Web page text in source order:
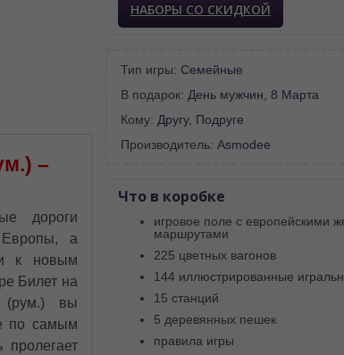
–
дороги
Европы, а
к новым
Билет на
(рум.) вы
по самым
НАБОРЫ СО СКИДКОЙ
Тип игры: Семейные
В подарок: День мужчин 8 Марта
Кому: Другу, Подруге
Производитель: Asmodee
Что в коробке
игровое поле с европейскими
маршрутами
225 цветных вагонов
144 иллюстрированные
15 станций
5 деревянных пешек
правила игры